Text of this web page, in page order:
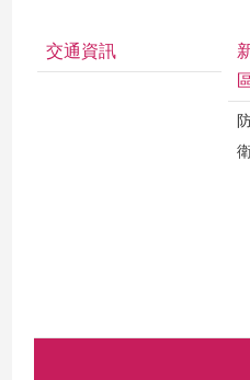
交通資訊